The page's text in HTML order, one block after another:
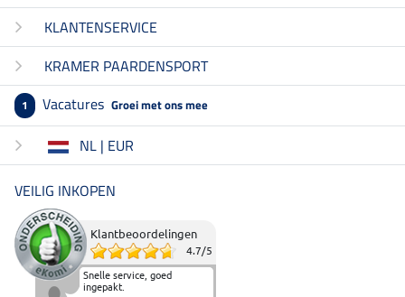
KLANTENSERVICE
KRAMER PAARDENSPORT
1 Vacatures Groei met ons mee
NL | EUR
VEILIG INKOPEN
Klantbeoordelingen
4.7/5
Snelle service, goed
ingepakt.